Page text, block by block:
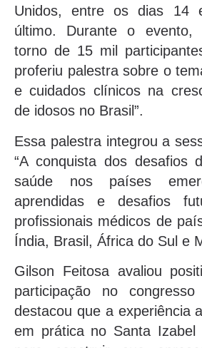
Unidos, entre os dias 14
último. Durante o evento,
torno de 15 mil
proferiu palestra sobre o
e cuidados clínicos na
de idosos no Brasil”.
Essa palestra integrou a
“A conquista dos desafios
saúde nos países
aprendidas e desafios
profissionais médicos de
Índia, Brasil, África do Sul e
Gilson Feitosa avaliou
participação no
destacou que a experiência
em prática no Santa Izabel